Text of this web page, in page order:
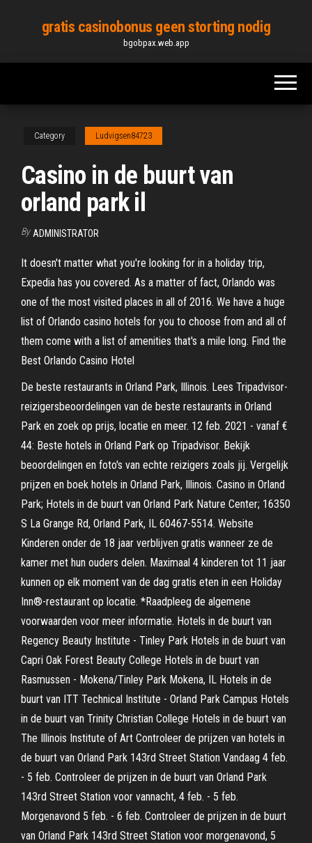
content
gratis casinobonus geen storting nodig
bgobpax.web.app
Category Ludvigsen84723
Casino in de buurt van
orland park il
By ADMINISTRATOR
It doesn't matter what you're looking for in a holiday trip,
Expedia has you covered. As a matter of fact, Orlando was
one of the most visited places in all of 2016. We have a huge
list of Orlando casino hotels for you to choose from and all of
them come with a list of amenities that's a mile long. Find the
Best Orlando Casino Hotel
De beste restaurants in Orland Park, Illinois. Lees Tripadvisor-
reizigersbeoordelingen van de beste restaurants in Orland
Park en zoek op prijs, locatie en meer. 12 feb. 2021 - vanaf €
44: Beste hotels in Orland Park op Tripadvisor. Bekijk
beoordelingen en foto's van echte reizigers zoals jij. Vergelijk
prijzen en boek hotels in Orland Park, Illinois. Casino in Orland
Park; Hotels in de buurt van Orland Park Nature Center; 16350
S La Grange Rd, Orland Park, IL 60467-5514. Website
Kinderen onder de 18 jaar verblijven gratis wanneer ze de
kamer met hun ouders delen. Maximaal 4 kinderen tot 11 jaar
kunnen op elk moment van de dag gratis eten in een Holiday
Inn®-restaurant op locatie. *Raadpleeg de algemene
voorwaarden voor meer informatie. Hotels in de buurt van
Regency Beauty Institute - Tinley Park Hotels in de buurt van
Capri Oak Forest Beauty College Hotels in de buurt van
Rasmussen - Mokena/Tinley Park Mokena, IL Hotels in de
buurt van ITT Technical Institute - Orland Park Campus Hotels
in de buurt van Trinity Christian College Hotels in de buurt van
The Illinois Institute of Art Controleer de prijzen van hotels in
de buurt van Orland Park 143rd Street Station Vandaag 4 feb.
- 5 feb. Controleer de prijzen in de buurt van Orland Park
143rd Street Station voor vannacht, 4 feb. - 5 feb.
Morgenavond 5 feb. - 6 feb. Controleer de prijzen in de buurt
van Orland Park 143rd Street Station voor morgenavond, 5